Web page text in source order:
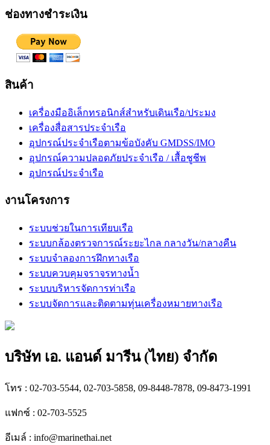
ช่องทางชำระเงิน
สินค้า
เครื่องมืออิเล็กทรอนิกส์สำหรับเดินเรือ/ประมง
เครื่องสื่อสารประจำเรือ
อุปกรณ์ประจำเรือตามข้อบังคับ GMDSS/IMO
อุปกรณ์ความปลอดภัยประจำเรือ / เสื้อชูชีพ
อุปกรณ์ประจำเรือ
งานโครงการ
ระบบช่วยในการเทียบเรือ
ระบบกล้องตรวจการณ์ระยะไกล กลางวัน/กลางคืน
ระบบจำลองการฝึกทางเรือ
ระบบควบคุมจราจรทางน้ำ
ระบบบริหารจัดการท่าเรือ
ระบบจัดการและติดตามทุ่นเครื่องหมายทางเรือ
บริษัท เอ. แอนด์ มารีน (ไทย) จำกัด
โทร : 02-703-5544, 02-703-5858, 09-8448-7878, 09-8473-1991
แฟกซ์ : 02-703-5525
อีเมล์ : info@marinethai.net